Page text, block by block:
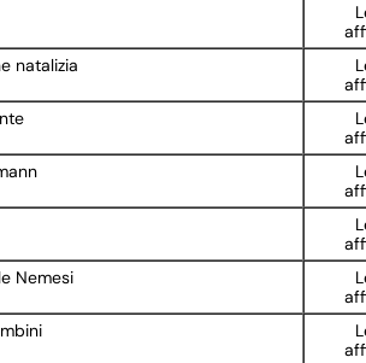
natalizia
Nemesi